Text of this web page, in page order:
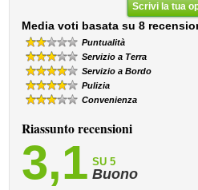
Scrivi la tua
Media voti basata su 8
Puntualità
Servizio a Terra
Servizio a Bordo
Pulizia
Convenienza
Riassunto recensioni
3,1 SU 5
Buono